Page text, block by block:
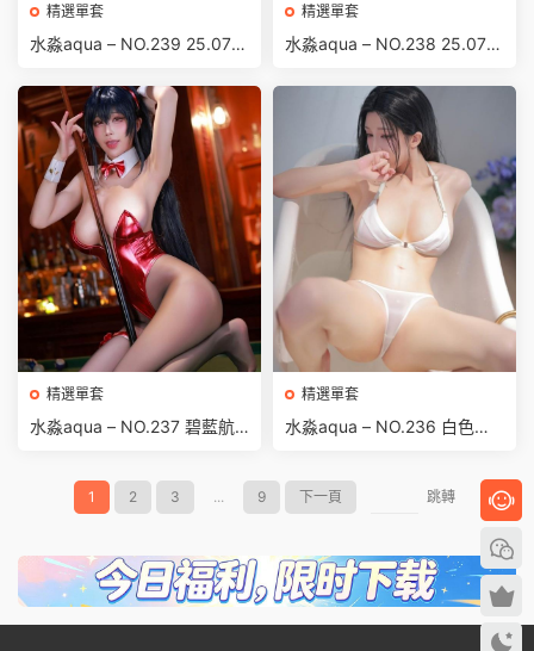
精選單套
水淼aqua – NO.239 25.07 T
MB]
精選單套
水淼aqua – NO.238 25.07 T
精選單套
水淼aqua – NO.237 碧藍航
精選單套
水淼aqua – NO.236 白色比
1 2 3 ... 9 下一頁 跳轉